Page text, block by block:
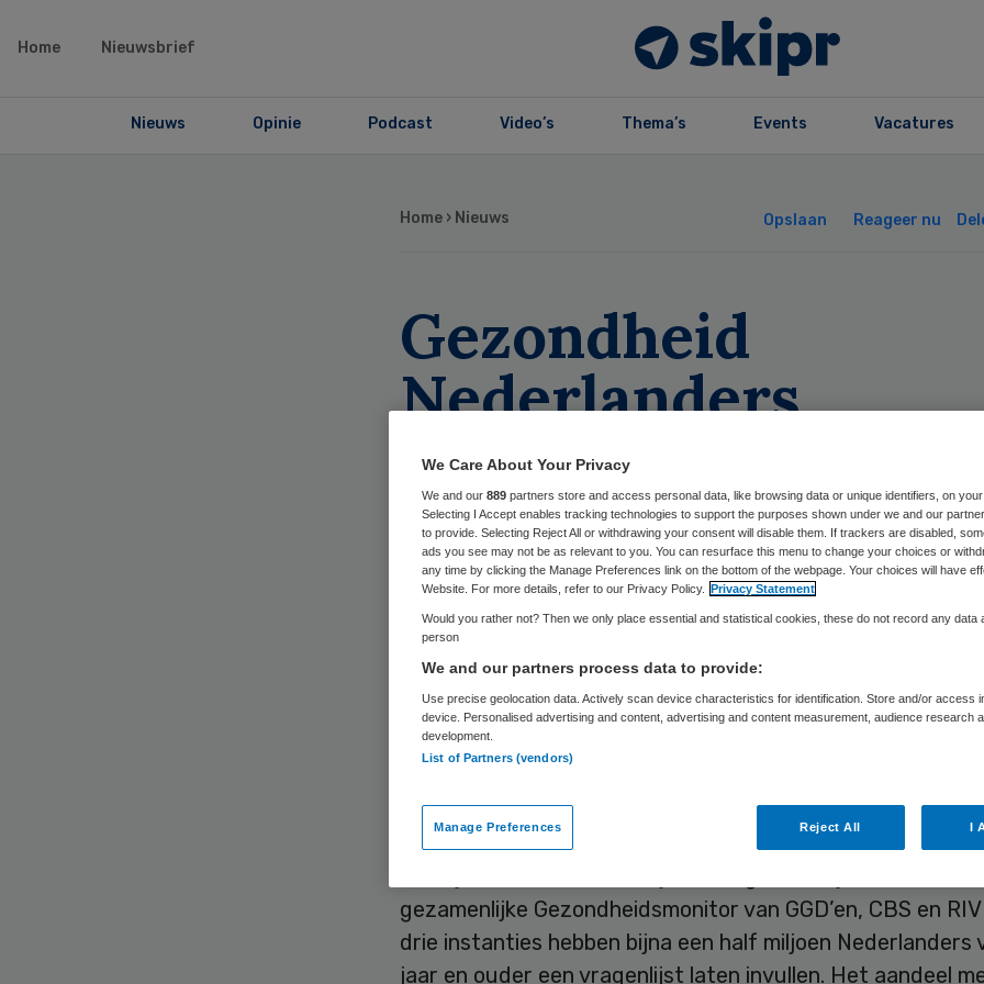
Home Nieuwsbrief
Nieuws Opinie Podcast Video’s Thema’s Events Vacatures
Home › Nieuws Opslaan Reageer nu
Gezondheid
Nederlanders
verschilt per regio
Skipr Redactie 11 mei 2017,05:00 180 keer gelezen
In Nederland bestaan regionale verschillen in ervaren
het hebben van langdurige aandoeningen en het hebben
beperkingen. In de GGD-regio’s Zuid-Limburg en
Rijnmond rapporteren mensen vaker
gezondheidstoestand van de bevolking juist relatief goed
gezamenlijke Gezondheidsmonitor van GGD’en, CBS en
drie instanties hebben bijna een half miljoen Nederlanders
jaar en ouder een vragenlijst laten invullen. Het aandeel
We Care About Your Privacy
We and our 889 partners store and access personal data, like browsing data or unique identifiers, on your
Selecting I Accept enables tracking technologies to support the purposes shown under we and our
to provide. Selecting Reject All or withdrawing your consent will disable them. If trackers are disabled,
ads you see may not be as relevant to you. You can resurface this menu to change your choices or
any time by clicking the Manage Preferences link on the bottom of the webpage. Your choices will have
Website. For more details, refer to our Privacy Policy.
Privacy Statement
Would you rather not? Then we only place essential and statistical cookies, these do not record any data
person
We and our partners process data to provide:
Use precise geolocation data. Actively scan device characteristics for identification. Store and/or access
device. Personalised advertising and content, advertising and content measurement, audience research
development.
List of Partners (vendors)
Manage Preferences Reject All I